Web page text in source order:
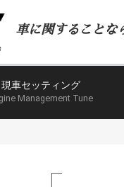
車に関することな
現車セッティング
Management Tune